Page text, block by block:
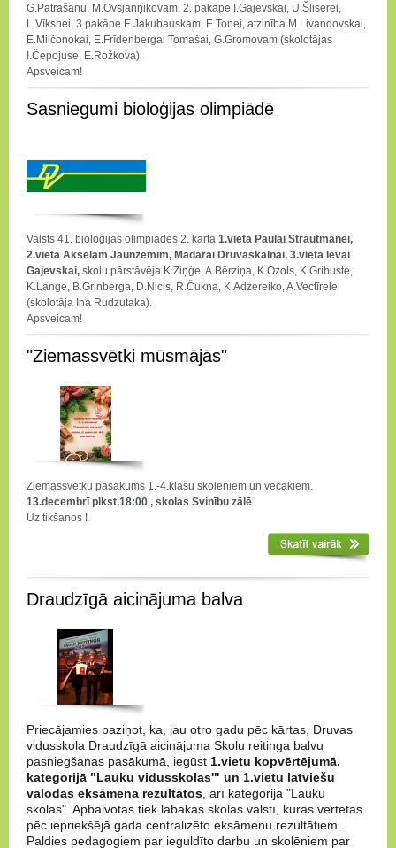
G.Patrašanu, M.Ovsjanņikovam, 2. pakāpe I.Gajevskai, U.Šliserei,
L.Vīksnei, 3.pakāpe E.Jakubauskam, E.Tonei, atzinība M.Livandovskai,
E.Milčonokai, E.Frīdenbergai Tomašai, G.Gromovam (skolotājas
I.Čepojuse, E.Rožkova).
Apsveicam!
Sasniegumi bioloģijas olimpiādē
Valsts 41. bioloģijas olimpiādes 2. kārtā 1.vieta Paulai Strautmanei,
2.vieta Akselam Jaunzemim, Madarai Druvaskalnai, 3.vieta Ievai
Gajevskai, skolu pārstāvēja K.Ziņģe, A.Bērziņa, K.Ozols, K.Gribuste,
K.Lange, B.Grinberga, D.Nicis, R.Čukna, K.Adzereiko, A.Vectīrele
(skolotāja Ina Rudzutaka).
Apsveicam!
"Ziemassvētki mūsmājās"
Ziemassvētku pasākums 1.-4.klašu skolēniem un vecākiem.
13.decembrī plkst.18:00 , skolas Svinību zālē
Uz tikšanos !
Draudzīgā aicinājuma balva
Priecājamies paziņot, ka, jau otro gadu pēc kārtas, Druvas
vidusskola Draudzīgā aicinājuma Skolu reitinga balvu
pasniegšanas pasākumā, iegūst 1.vietu kopvērtējumā,
kategorijā "Lauku vidusskolas'" un 1.vietu latviešu
valodas eksāmena rezultātos , arī kategorijā "Lauku
skolas". Apbalvotas tiek labākās skolas valstī, kuras vērtētas
pēc iepriekšējā gada centralizēto eksāmenu rezultātiem.
Paldies pedagogiem par ieguldīto darbu un skolēniem par